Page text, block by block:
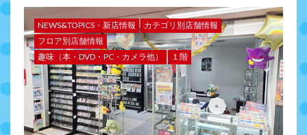
NEWS&TOPICS・新店情報
カテゴリ別店舗情報
フロア別店舗情報
趣味（本・DVD・PC・カメラ他）
１階